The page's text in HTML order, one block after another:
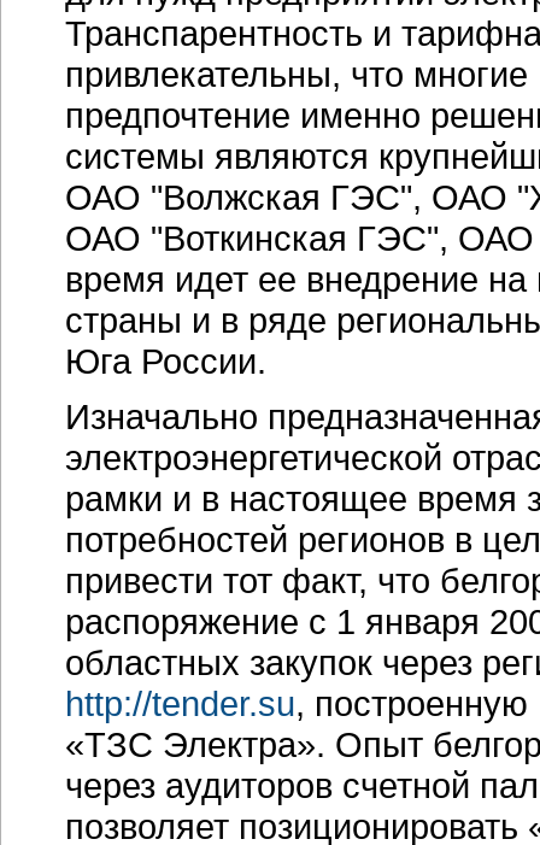
Транспарентность и
привлекательны, что
предпочтение именно
системы являются
ОАО "Волжская ГЭС", ОАО
ОАО "Воткинская ГЭС", ОАО
время идет ее внедрение на
страны и в ряде
Юга России.
Изначально
электроэнергетической
рамки и в настоящее время
потребностей регионов в
привести тот факт, что
распоряжение с 1 января
областных закупок через
http://tender.su, построенную
«ТЗС Электра». Опыт
через аудиторов счетной
позволяет